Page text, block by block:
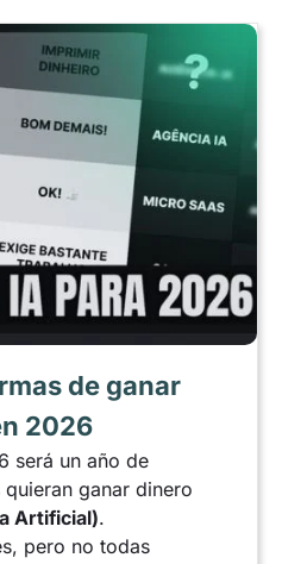
de ganar
2026
será un año de
ganar dinero
Artificial).
pero no todas